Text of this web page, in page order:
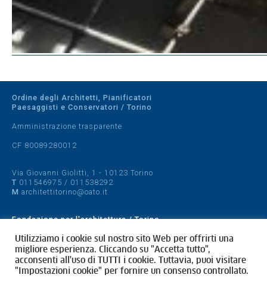
Ordine degli Architetti, Pianificatori
Paesaggisti e Conservatori / Torino
Amministrazione trasparente
CF 80089280012
Via Giovanni Giolitti, 1 - 10123 Torino
T 011546975 / 011538292
M architettitorino@oato.it
Fondazione per l'architettura / Torino
Designed by quattrolinee.it
Cookie Policy
Privacy Policy
Utilizziamo i cookie sul nostro sito Web per offrirti una
migliore esperienza. Cliccando su "Accetta tutto",
acconsenti all'uso di TUTTI i cookie. Tuttavia, puoi visitare
"Impostazioni cookie" per fornire un consenso controllato.